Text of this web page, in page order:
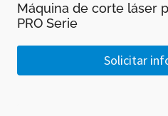
Máquina de corte láser
PRO Serie
Solicitar